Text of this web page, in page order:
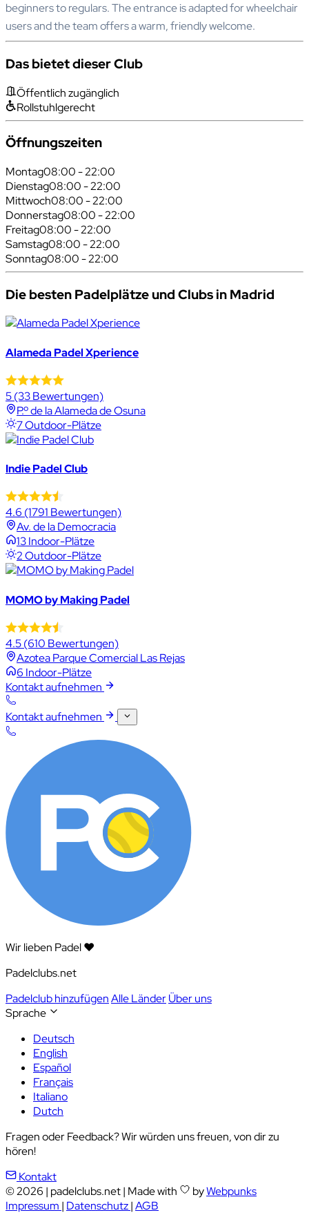
beginners to regulars. The entrance is adapted for wheelchair
users and the team offers a warm, friendly welcome.
Das bietet dieser Club
Öffentlich zugänglich
Rollstuhlgerecht
Öffnungszeiten
Montag08:00 - 22:00
Dienstag08:00 - 22:00
Mittwoch08:00 - 22:00
Donnerstag08:00 - 22:00
Freitag08:00 - 22:00
Samstag08:00 - 22:00
Sonntag08:00 - 22:00
Die besten Padelplätze und Clubs in Madrid
Alameda Padel Xperience
5(33 Bewertungen)
P.º de la Alameda de Osuna
7 Outdoor-Plätze
Indie Padel Club
4.6 (1791 Bewertungen)
Av. de la Democracia
13 Indoor-Plätze
2 Outdoor-Plätze
MOMO by Making Padel
4.5(610 Bewertungen)
Azotea Parque Comercial Las Rejas
6 Indoor-Plätze
Kontakt aufnehmen
Kontakt aufnehmen
Wir lieben Padel ❤️
Padelclubs.net
Padelclub hinzufügenAlle LänderÜber uns
Sprache
Deutsch
English
Español
Français
Italiano
Dutch
Fragen oder Feedback? Wir würden uns freuen, von dir zu
hören!
Kontakt
© 2026 | padelclubs.net| Made with byWebpunks
Impressum | Datenschutz|AGB